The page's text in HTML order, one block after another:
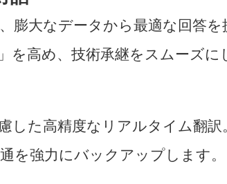
膨大なデータから最適な回答
を高め、技術承継をスムーズに
した高精度なリアルタイム翻訳
を強力にバックアップします。